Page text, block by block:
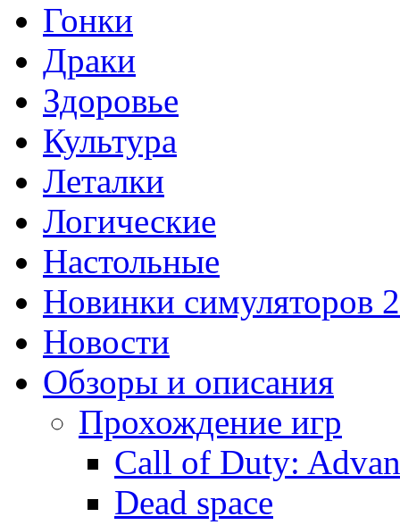
Гонки
Драки
Здоровье
Культура
Леталки
Логические
Настольные
Новинки симуляторов
Новости
Обзоры и описания
Прохождение игр
Call of Duty:
Dead space